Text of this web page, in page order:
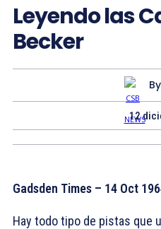
Leyendo las
Becker
By
12
Gadsden Times – 14 Oct
Hay todo tipo de pistas que